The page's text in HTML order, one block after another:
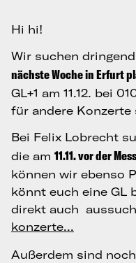
Hi hi!
Wir suchen
nächste Woche in Erfurt
GL+1 am 11.12. bei
für andere Konzerte
Bei Felix Lobrecht
die am 11.11. vor der
können wir ebenso
könnt euch eine GL
direkt auch
konzerte...
Außerdem sind noch